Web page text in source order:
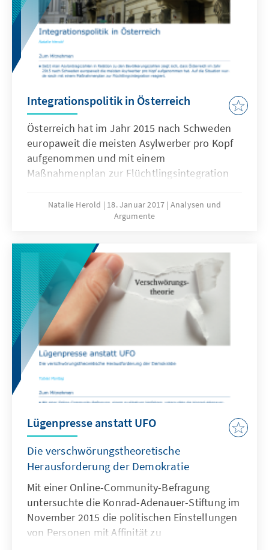
Integrationspolitik in Österreich
Österreich hat im Jahr 2015 nach Schweden
europaweit die meisten Asylwerber pro Kopf
aufgenommen und mit einem
Maßnahmenplan zur Flüchtlingsintegration
Integrationspolitik im Außenministerium setzt
Österreich einen besonderen Akzent.
Integrationsstrategien entwickelt und
institutionelle Strukturen für deren
Umsetzung geschaffen. Flächendeckenden
Werte- und Orientierungskurse gelten als
essentielle Basis für einen erfolgreichen
Integrationsprozess. – ERSCHEINT
AUSSCHLIESSLICH ONLINE
Natalie Herold 18. Januar 2017 Analysen und
Argumente
Lügenpresse anstatt UFO
Die verschwörungstheoretische
Herausforderung der Demokratie
Mit einer Online-Community-Befragung
untersuchte die Konrad-Adenauer-Stiftung im
November 2015 die politischen Einstellungen
von Personen mit Affinität zu